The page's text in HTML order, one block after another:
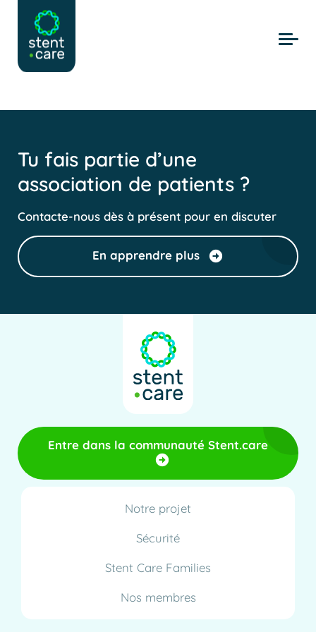
Skip to main content
Tu fais partie d’une
association de patients ?
Contacte-nous dès à présent pour en discuter
En apprendre plus
Entre dans la communauté Stent.care
Notre projet
Sécurité
Stent Care Families
Nos membres